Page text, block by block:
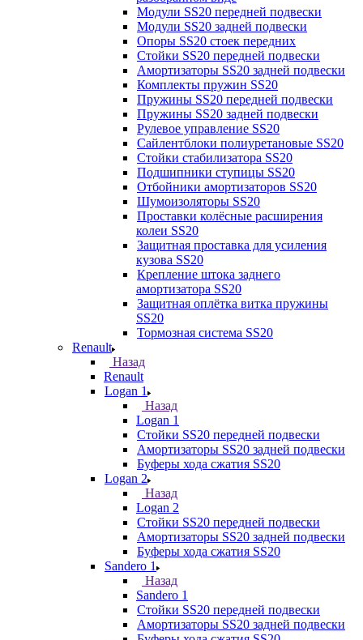
Модули SS20 передней подвески
Модули SS20 задней подвески
Опоры SS20 стоек передних
Стойки SS20 передней подвески
Амортизаторы SS20 задней подвески
Комплекты пружин SS20
Пружины SS20 передней подвески
Пружины SS20 задней подвески
Рулевое управление SS20
Сайлентблоки полиуретановые SS20
Стойки стабилизатора SS20
Подшипники ступицы SS20
Отбойники амортизаторов SS20
Шумоизоляторы SS20
Проставки колёсные расширения
колеи SS20
Защитная проставка для усиления
кузова SS20
Крепление штока заднего
амортизатора SS20
Защитная оплётка витка пружины
SS20
Тормозная система SS20
Renault
Назад
Renault
Logan 1
Назад
Logan 1
Стойки SS20 передней подвески
Амортизаторы SS20 задней подвески
Буферы хода сжатия SS20
Logan 2
Назад
Logan 2
Стойки SS20 передней подвески
Амортизаторы SS20 задней подвески
Буферы хода сжатия SS20
Sandero 1
Назад
Sandero 1
Стойки SS20 передней подвески
Амортизаторы SS20 задней подвески